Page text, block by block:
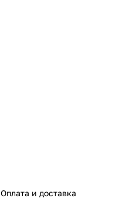
Оплата и доставка